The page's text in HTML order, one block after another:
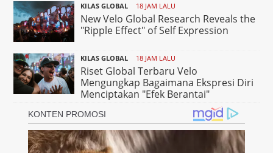
KILAS GLOBAL 18 JAM LALU
New Velo Global Research Reveals the
"Ripple Effect" of Self Expression
KILAS GLOBAL 18 JAM LALU
Riset Global Terbaru Velo
Mengungkap Bagaimana Ekspresi Diri
Menciptakan "Efek Berantai"